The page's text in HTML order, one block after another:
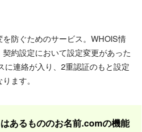
防ぐためのサービス。WHOIS情
約設定において設定変更があった
に連絡が入り、2重認証のもと設定
ます。
あるもののお名前.comの機能